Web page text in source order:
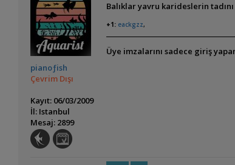
pianoƒish
Çevrim Dışı
Kayıt: 06/03/2009
İl: Istanbul
Mesaj: 2899
Balıklar yavru karideslerin
+1: eackgzz,
Üye imzalarını sadece giriş